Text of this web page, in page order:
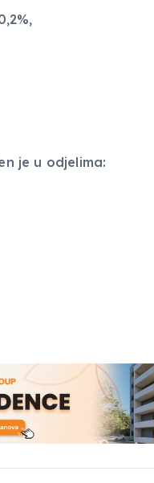
je u odjelima: